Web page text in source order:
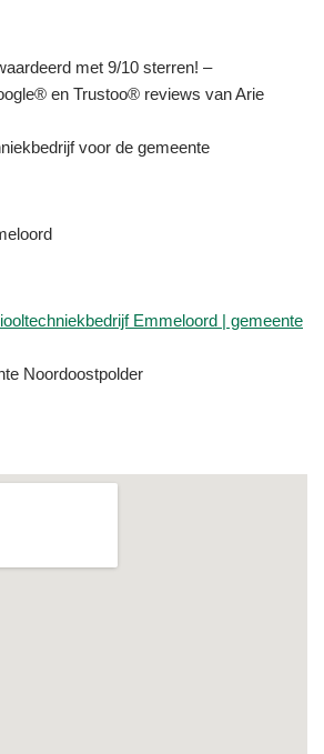
met 9/10 sterren! –
en Trustoo® reviews van Arie
voor de gemeente
Emmeloord | gemeente
Noordoostpolder